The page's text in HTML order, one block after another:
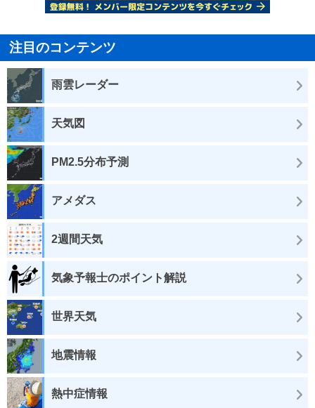
注目のコンテンツ
雨雲レーダー
天気図
PM2.5分布予測
アメダス
2週間天気
気象予報士のポイント解説
世界天気
地震情報
熱中症情報